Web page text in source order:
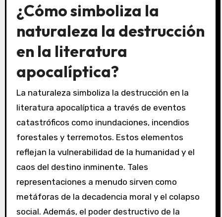
¿Cómo simboliza la
naturaleza la destrucción
en la literatura
apocalíptica?
La naturaleza simboliza la destrucción en la
literatura apocalíptica a través de eventos
catastróficos como inundaciones, incendios
forestales y terremotos. Estos elementos
reflejan la vulnerabilidad de la humanidad y el
caos del destino inminente. Tales
representaciones a menudo sirven como
metáforas de la decadencia moral y el colapso
social. Además, el poder destructivo de la